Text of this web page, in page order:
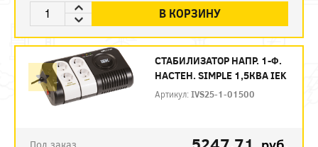
В КОРЗИНУ
СТАБИЛИЗАТОР НАПР. 1-Ф.
НАСТЕН. SIMPLE 1,5КВА IEK
Артикул:IVS25-1-01500